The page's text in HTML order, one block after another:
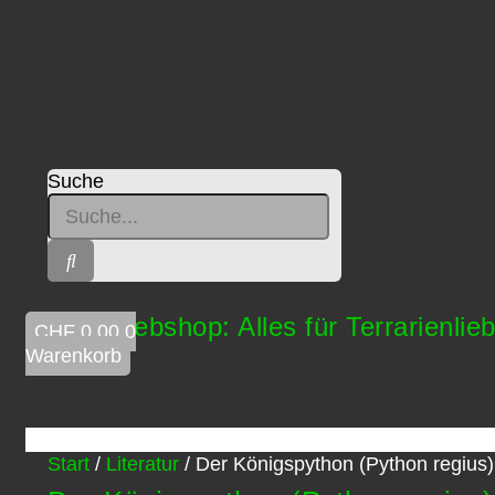
Suche
Lorica Webshop: Alles für
CHF 0.00 0
Warenkorb
Start / Literatur / Der Königspython (Python regius)